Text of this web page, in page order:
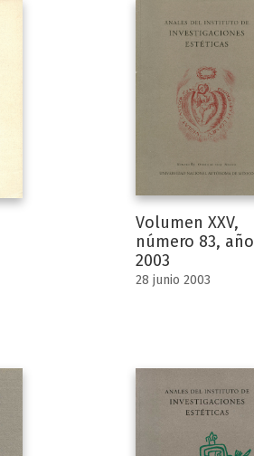
Volumen XXV,
número 83, año
2003
28 junio 2003